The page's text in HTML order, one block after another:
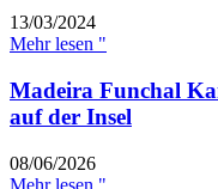
13/03/2024
Mehr lesen "
Madeira Funchal
auf der Insel
08/06/2026
Mehr lesen "